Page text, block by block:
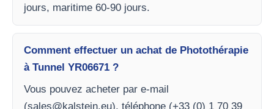
jours, maritime 60-90 jours.
Comment effectuer un achat de Photothérapie
à Tunnel YR06671 ?
Vous pouvez acheter par e-mail
(sales@kalstein.eu), téléphone (+33 (0) 1 70 39